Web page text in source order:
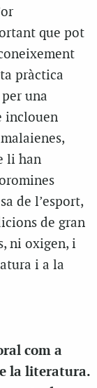
que pot
pràctica
una
inclouen
li han
de l’esport,
de gran
ni oxigen, i
i a la
com a
la literatura.